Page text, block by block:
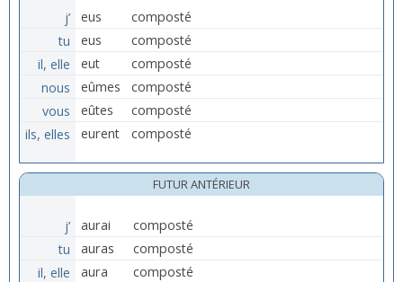
j’ eus
composté
tu
eus
composté
il, elle
eut
composté
nous
eûmes
composté
vous
eûtes
composté
ils, elles
eurent composté
FUTUR ANTÉRIEUR
j’ aurai
composté
tu
auras
composté
il, elle
aura
composté